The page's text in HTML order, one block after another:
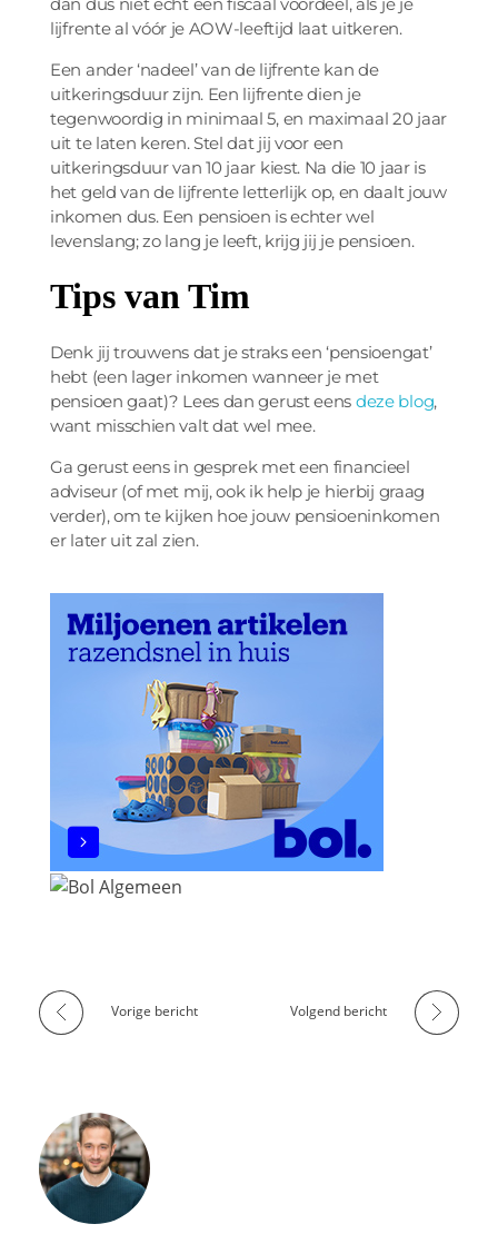
dan dus niet echt een fiscaal voordeel, als je je
lijfrente al vóór je AOW-leeftijd laat uitkeren.
Een ander ‘nadeel’ van de lijfrente kan de
uitkeringsduur zijn. Een lijfrente dien je
tegenwoordig in minimaal 5, en maximaal 20 jaar
uit te laten keren. Stel dat jij voor een
uitkeringsduur van 10 jaar kiest. Na die 10 jaar is
het geld van de lijfrente letterlijk op, en daalt jouw
inkomen dus. Een pensioen is echter wel
levenslang; zo lang je leeft, krijg jij je pensioen.
Tips van Tim
Denk jij trouwens dat je straks een ‘pensioengat’
hebt (een lager inkomen wanneer je met
pensioen gaat)? Lees dan gerust eens deze blog,
want misschien valt dat wel mee.
Ga gerust eens in gesprek met een financieel
adviseur (of met mij, ook ik help je hierbij graag
verder), om te kijken hoe jouw pensioeninkomen
er later uit zal zien.
Vorige bericht Volgend bericht